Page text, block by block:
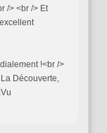
/> <br /> Et
!<br />
Découverte,